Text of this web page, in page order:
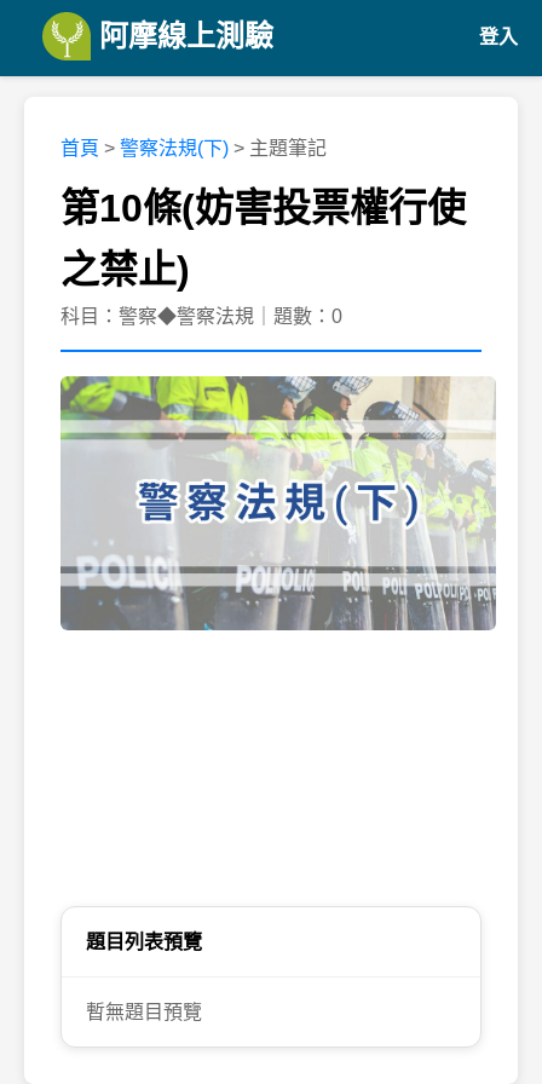
阿摩線上測驗 登入
首頁 > 警察法規(下) > 主題筆記
第10條(妨害投票權行使
之禁止)
科目：警察◆警察法規｜題數：0
題目列表預覽
暫無題目預覽